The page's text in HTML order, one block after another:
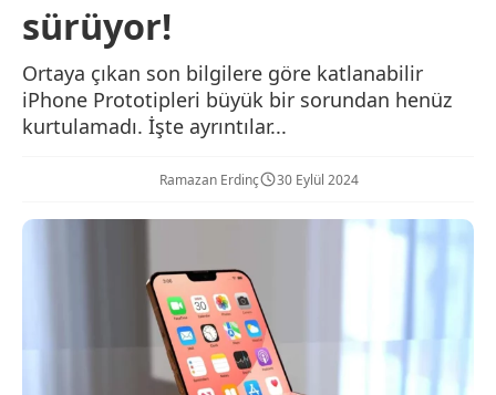
sürüyor!
Ortaya çıkan son bilgilere göre katlanabilir
iPhone Prototipleri büyük bir sorundan henüz
kurtulamadı. İşte ayrıntılar...
Ramazan Erdinç 30 Eylül 2024